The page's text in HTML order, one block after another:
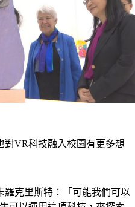
對VR科技融入校園有更多想
克里斯特：「可能我們可以